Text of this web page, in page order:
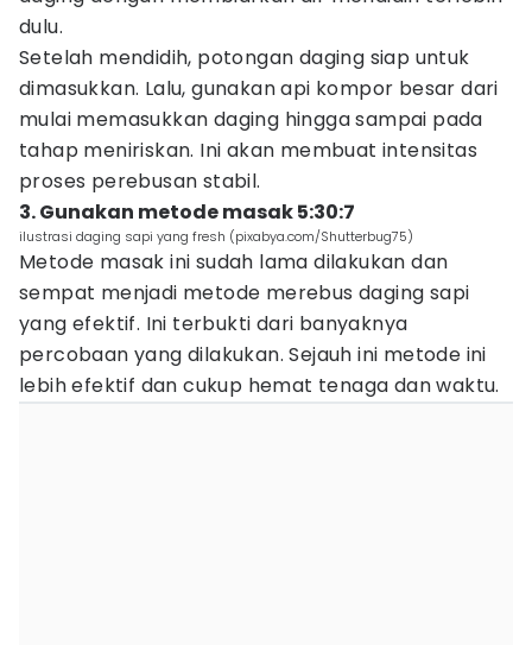
dulu.
Setelah mendidih, potongan daging siap untuk
dimasukkan. Lalu, gunakan api kompor besar dari
mulai memasukkan daging hingga sampai pada
tahap meniriskan. Ini akan membuat intensitas
proses perebusan stabil.
3. Gunakan metode masak 5:30:7
ilustrasi daging sapi yang fresh (pixabya.com/Shutterbug75)
Metode masak ini sudah lama dilakukan dan
sempat menjadi metode merebus daging sapi
yang efektif. Ini terbukti dari banyaknya
percobaan yang dilakukan. Sejauh ini metode ini
lebih efektif dan cukup hemat tenaga dan waktu.